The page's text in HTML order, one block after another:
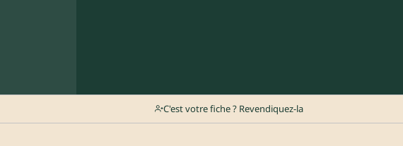
C'est votre fiche ? Revendiquez-la